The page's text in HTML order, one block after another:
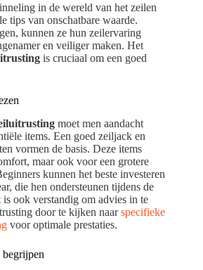
in de wereld van het zeilen
tips van onschatbare waarde.
kunnen ze hun zeilervaring
en veiliger maken. Het
is cruciaal om een goed
moet men aandacht
items. Een goed zeiljack en
vormen de basis. Deze items
maar ook voor een grotere
kunnen het beste investeren
die hen ondersteunen tijdens de
ook verstandig om advies in te
door te kijken naarspecifieke
voor optimale prestaties.